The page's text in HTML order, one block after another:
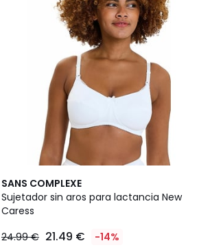
SANS COMPLEXE
Sujetador sin aros para lactancia New
Caress
24.99 € 21.49 € -14%
4,2
/ 5